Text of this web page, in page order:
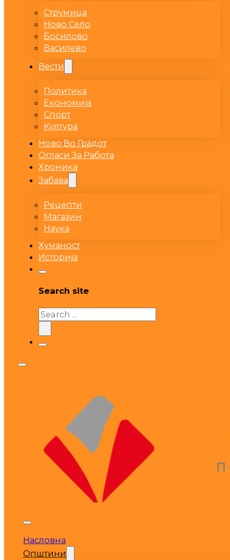
Струмица
Ново Село
Босилово
Василево
Вести
Политика
Економија
Спорт
Култура
Ново Во Градот
Огласи За Работа
Хроника
Забава
Рецепти
Магазин
Наука
Хуманост
Историја
Search site
Search
Насловна
Општини